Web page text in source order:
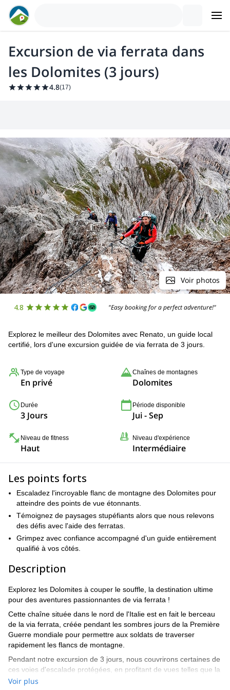
Excursion de via ferrata dans
les Dolomites (3 jours)
4.8(17)
Voir photos
4.8 "Easy booking for a perfect adventure!"
Explorez le meilleur des Dolomites avec Renato, un guide local
certifié, lors d'une excursion guidée de via ferrata de 3 jours.
Type de voyage
En privé
Chaînes de montagnes
Dolomites
Durée
3 Jours
Période disponible
Jui - Sep
Niveau de fitness
Haut
Niveau d'expérience
Intermédiaire
Les points forts
Escaladez l'incroyable flanc de montagne des Dolomites pour
atteindre des points de vue étonnants.
Témoignez de paysages stupéfiants alors que nous relevons
des défis avec l'aide des ferratas.
Grimpez avec confiance accompagné d'un guide entièrement
qualifié à vos côtés.
Description
Explorez les Dolomites à couper le souffle, la destination ultime
pour des aventures passionnantes de via ferrata !
Cette chaîne située dans le nord de l'Italie est en fait le berceau
de la via ferrata, créée pendant les sombres jours de la Première
Guerre mondiale pour permettre aux soldats de traverser
rapidement les flancs de montagne.
Pendant notre excursion de 3 jours, nous couvrirons certaines de
ces voies d'escalade protégées, en profitant de vues telles que la
majestueuse Marmolada.
Voir plus